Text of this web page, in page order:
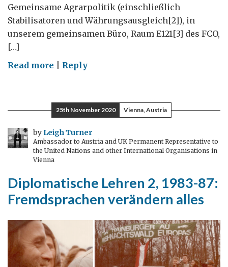
Gemeinsame Agrarpolitik (einschließlich
Stabilisatoren und Währungsausgleich[2]), in
unserem gemeinsamen Büro, Raum E121[3] des FCO,
[…]
Read more on
3,
London
1987-
91:
Bewirb
um
den
Reply
25th November 2020 Vienna, Austria
by Leigh Turner
Ambassador to Austria and UK Permanent Representative to
the United Nations and other International Organisations in
Vienna
Diplomatische Lehren 2, 1983-87:
Fremdsprachen verändern alles